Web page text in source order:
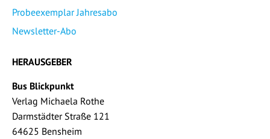
Probeexemplar Jahresabo
Newsletter-Abo
HERAUSGEBER
Bus Blickpunkt
Verlag Michaela Rothe
Darmstädter Straße 121
64625 Bensheim